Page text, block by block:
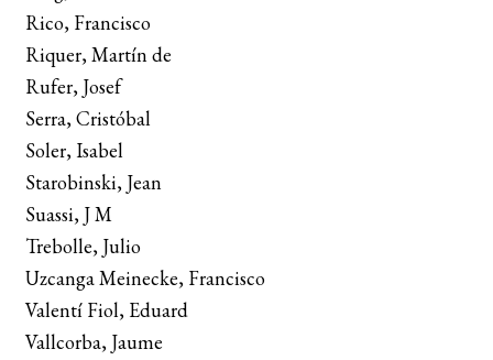
Rico, Francisco
Riquer, Martín de
Rufer, Josef
Serra, Cristóbal
Soler, Isabel
Starobinski, Jean
Suassi, J M
Trebolle, Julio
Uzcanga Meinecke, Francisco
Valentí Fiol, Eduard
Vallcorba, Jaume